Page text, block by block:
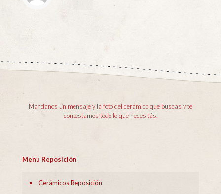
Mandanos un mensaje y la foto del cerámico que buscas y te
contestamos todo lo que necesitás.
Menu Reposición
Cerámicos Reposición